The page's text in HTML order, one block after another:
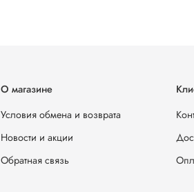
О магазине
Условия обмена и возврата
Новости и акции
Обратная связь